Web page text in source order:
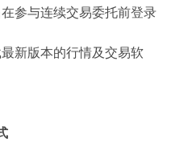
与连续交易委托前登录
新版本的行情及交易软